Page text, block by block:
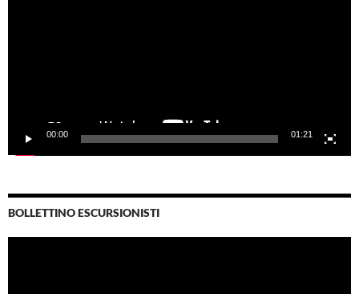
00:00 01:21
BOLLETTINO ESCURSIONISTI